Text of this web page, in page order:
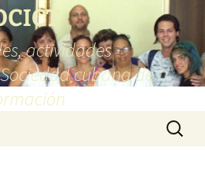
actividades
cubana de
Buscar: